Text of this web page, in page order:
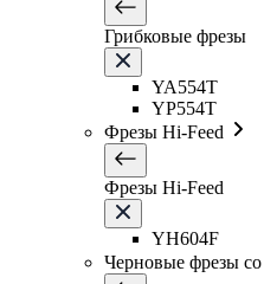
Грибковые фрезы
YA554T
YP554T
Фрезы Hi-Feed
Фрезы Hi-Feed
YH604F
Черновые фрезы